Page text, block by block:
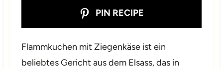
PIN RECIPE
Flammkuchen mit Ziegenkäse ist ein
beliebtes Gericht aus dem Elsass, das in